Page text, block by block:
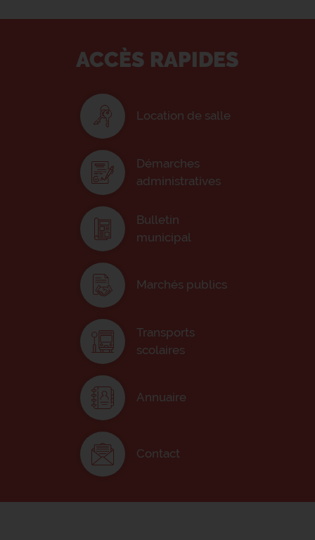
ACCÈS RAPIDES
Location de salle
Démarches
administratives
Bulletin
municipal
Marchés publics
Transports
scolaires
Annuaire
Contact